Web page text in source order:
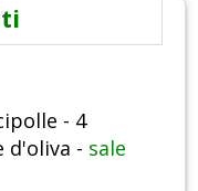
- 4
d'oliva - sale